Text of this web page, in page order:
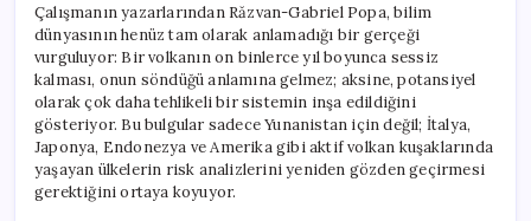
Çalışmanın yazarlarından Răzvan-Gabriel Popa, bilim
dünyasının henüz tam olarak anlamadığı bir gerçeği
vurguluyor: Bir volkanın on binlerce yıl boyunca sessiz
kalması, onun söndüğü anlamına gelmez; aksine, potansiyel
olarak çok daha tehlikeli bir sistemin inşa edildiğini
gösteriyor. Bu bulgular sadece Yunanistan için değil; İtalya,
Japonya, Endonezya ve Amerika gibi aktif volkan kuşaklarında
yaşayan ülkelerin risk analizlerini yeniden gözden geçirmesi
gerektiğini ortaya koyuyor.